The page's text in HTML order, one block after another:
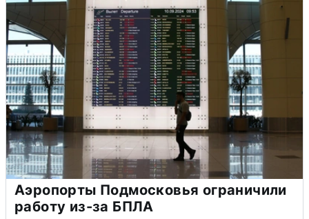
Аэропорты Подмосковья ограничили
работу из-за БПЛА